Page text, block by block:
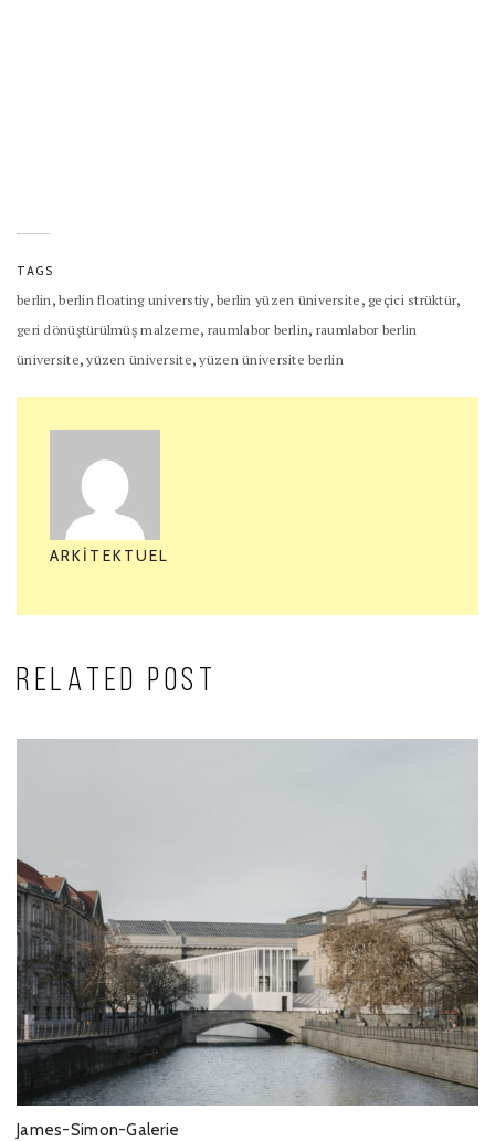
TAGS
berlin,berlin floating universtiy,berlin yüzen üniversite , geçici strüktür,
geri dönüştürülmüş malzeme, raumlabor berlin, raumlabor berlin
üniversite,yüzen üniversite,yüzen üniversite berlin
ARKITEKTUEL
RELATED POST
James-Simon-Galerie